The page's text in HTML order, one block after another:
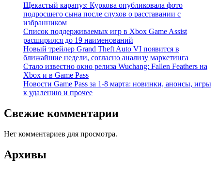
Щекастый карапуз: Куркова опубликовала фото
подросшего сына после слухов о расставании с
избранником
Список поддерживаемых игр в Xbox Game Assist
расширился до 19 наименований
Новый трейлер Grand Theft Auto VI появится в
ближайшие недели, согласно анализу маркетинга
Стало известно окно релиза Wuchang: Fallen Feathers на
Xbox и в Game Pass
Новости Game Pass за 1-8 марта: новинки, анонсы, игры
к удалению и прочее
Свежие комментарии
Нет комментариев для просмотра.
Архивы